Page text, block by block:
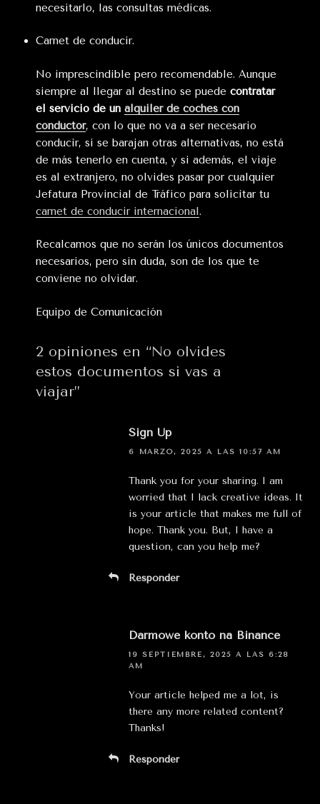
necesitarlo, las consultas médicas.
Carnet de conducir.
No imprescindible pero recomendable. Aunque
siempre al llegar al destino se puede contratar
el servicio de un alquiler de coches con
conductor, con lo que no va a ser necesario
conducir, si se barajan otras alternativas, no está
de más tenerlo en cuenta, y si además, el viaje
es al extranjero, no olvides pasar por cualquier
Jefatura Provincial de Tráfico para solicitar tu
carnet de conducir internacional.
Recalcamos que no serán los únicos documentos
necesarios, pero sin duda, son de los que te
conviene no olvidar.
Equipo de Comunicación
2 opiniones en “No olvides
estos documentos si vas a
viajar”
Sign Up
6 MARZO, 2025 A LAS 10:57 AM
Thank you for your sharing. I am
worried that I lack creative ideas. It
is your article that makes me full of
hope. Thank you. But, I have a
question, can you help me?
Responder
Darmowe konto na Binance
19 SEPTIEMBRE, 2025 A LAS 6:28
AM
Your article helped me a lot, is
there any more related content?
Thanks!
Responder